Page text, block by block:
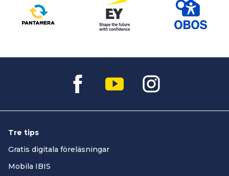
Tre tips
Gratis digitala föreläsningar
Mobila IBIS